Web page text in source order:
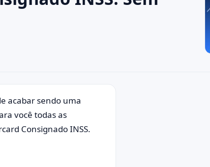
acabar sendo uma
você todas as
Consignado INSS.